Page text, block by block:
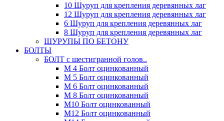
10 Шуруп для крепления деревянных лаг
12 Шуруп для крепления деревянных лаг
6 Шуруп для крепления деревянных лаг
8 Шуруп для крепления деревянных лаг
ШУРУПЫ ПО БЕТОНУ
БОЛТЫ
БОЛТ с шестигранной голов..
М 4 Болт оцинкованный
М 5 Болт оцинкованный
М 6 Болт оцинкованный
М 8 Болт оцинкованный
М10 Болт оцинкованный
М12 Болт оцинкованный